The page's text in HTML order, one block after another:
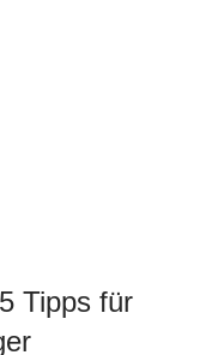
Tipps für